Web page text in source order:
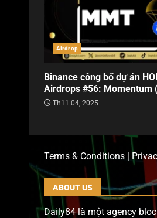
Airdrop
Binance công bố dự án
Airdrops #56: Momentum
Th11 04, 2025
Terms & Conditions |
ABOUT US
Daily84 là một agency